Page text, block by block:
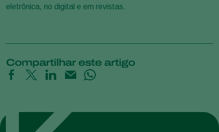
eletrônica, no digital e em revistas.
Compartilhar este artigo